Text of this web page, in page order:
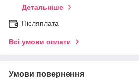
Детальніше
Післяплата
Всі умови оплати
Умови повернення